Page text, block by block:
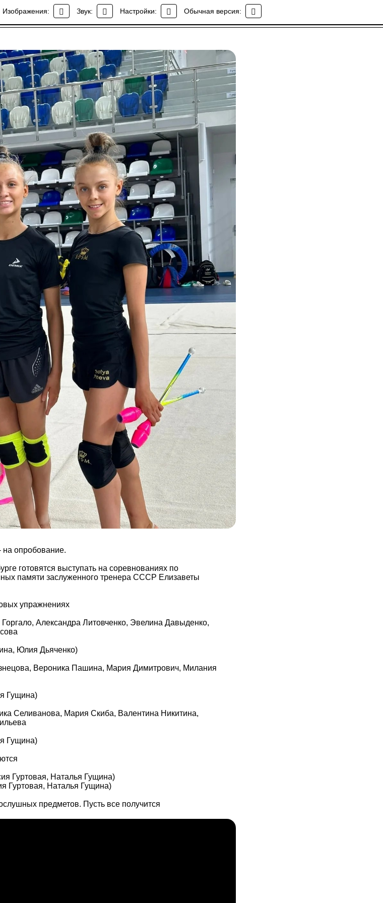
Изображения: Звук: Настройки: Обычная версия:
Новости
НА ВС ПАМЯТИ ЕЛИЗАВЕТЫ
на опробование.
готовятся выступать на соревнованиях по
памяти заслуженного тренера СССР Елизаветы
упражнениях
Александра Литовченко, Эвелина Давыденко,
Юлия Дьяченко)
Вероника Пашина, Мария Димитрович, Милания
Гущина)
Селиванова, Мария Скиба, Валентина Никитина,
Гущина)
Гуртовая, Наталья Гущина)
Гуртовая, Наталья Гущина)
предметов. Пусть все получится